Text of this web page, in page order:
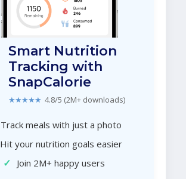
Smart Nutrition
Tracking with
SnapCalorie
★★★★★ 4.8/5 (2M+ downloads)
Track meals with just a photo
Hit your nutrition goals easier
✓ Join 2M+ happy users